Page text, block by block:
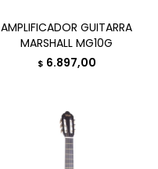
AMPLIFICADOR GUITARRA
MARSHALL MG10G
$ 6.897,00